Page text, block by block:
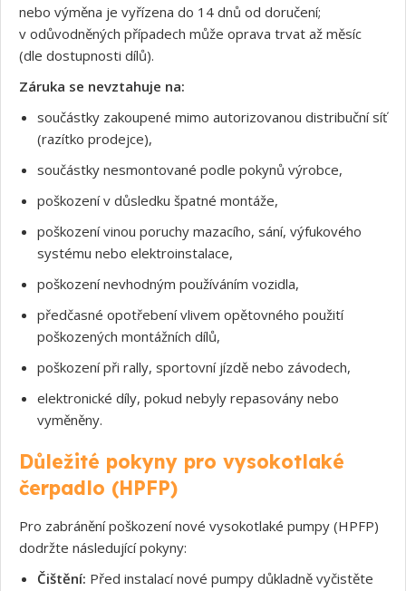
nebo výměna je vyřízena do 14 dnů od doručení;
v odůvodněných případech může oprava trvat až měsíc
(dle dostupnosti dílů).
Záruka se nevztahuje na:
součástky zakoupené mimo autorizovanou distribuční síť
(razítko prodejce),
součástky nesmontované podle pokynů výrobce,
poškození v důsledku špatné montáže,
poškození vinou poruchy mazacího, sání, výfukového
systému nebo elektroinstalace,
poškození nevhodným používáním vozidla,
předčasné opotřebení vlivem opětovného použití
poškozených montážních dílů,
poškození při rally, sportovní jízdě nebo závodech,
elektronické díly, pokud nebyly repasovány nebo
vyměněny.
Důležité pokyny pro vysokotlaké
čerpadlo (HPFP)
Pro zabránění poškození nové vysokotlaké pumpy (HPFP)
dodržte následující pokyny:
Čištění: Před instalací nové pumpy důkladně vyčistěte